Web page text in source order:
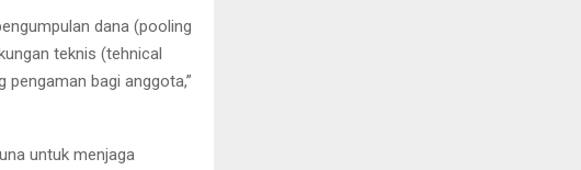
dana (pooling
teknis (tehnical
bagi anggota,”
untuk menjaga